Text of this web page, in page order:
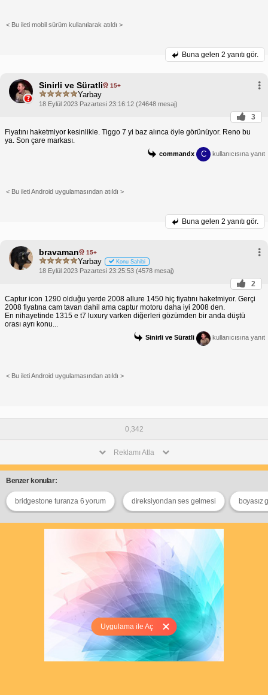
Uygulama ile Aç
< Bu ileti mobil sürüm kullanılarak atıldı >
Buna gelen 2 yanıtı gör.
Sinirli ve Süratli 15+
Yarbay
18 Eylül 2023 Pazartesi 23:16:12 (24648 mesaj)
3
Fiyatını haketmiyor kesinlikle. Tiggo 7 yi baz alınca öyle görünüyor. Reno bu
ya. Son çare markası.
commandx C kullanıcısına yanıt
< Bu ileti Android uygulamasından atıldı >
Buna gelen 2 yanıtı gör.
bravaman 15+
Yarbay Konu Sahibi
18 Eylül 2023 Pazartesi 23:25:53 (4578 mesaj)
2
Captur icon 1290 olduğu yerde 2008 allure 1450 hiç fiyatını haketmiyor. Gerçi
2008 fiyatına cam tavan dahil ama captur motoru daha iyi 2008 den.
En nihayetinde 1315 e t7 luxury varken diğerleri gözümden bir anda düştü
orası ayrı konu...
Sinirli ve Süratli kullanıcısına yanıt
< Bu ileti Android uygulamasından atıldı >
0,342
Reklamı Atla
Benzer konular:
bridgestone turanza 6 yorum direksiyondan ses gelmesi boyasız